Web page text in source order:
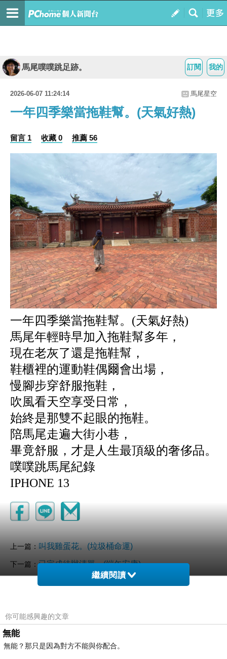
我的
訂閱
馬尾噗噗跳足跡。
2026-06-07 11:24:14 馬尾星空
一年四季樂當拖鞋幫。(天氣好熱)
留言 1 收藏 0 推薦 56
一年四季樂當拖鞋幫。(天氣好熱)
馬尾年輕時早加入拖鞋幫多年，
現在老灰了還是拖鞋幫，
鞋櫃裡的運動鞋偶爾會出場，
慢腳步穿舒服拖鞋，
吹風看天空享受日常，
始終是那雙不起眼的拖鞋。
陪馬尾走遍大街小巷，
畢竟舒服，才是人生最頂級的奢侈品。
噗噗跳馬尾紀錄
IPHONE 13
上一篇： 叫我雞蛋花。(垃圾桶命運)
下一篇：已完成待辦清單。(端午安康)
繼續閱讀
你可能感興趣的文章
無能
無能？那只是因為對方不能與你配合。